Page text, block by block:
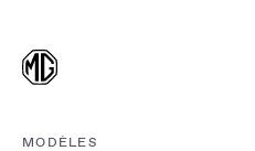
MODÈLES